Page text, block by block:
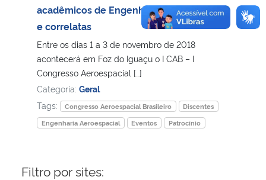
acadêmicos de Engenharias Aeroespacial
e correlatas
Entre os dias 1 a 3 de novembro de 2018
acontecerá em Foz do Iguaçu o I CAB – I
Congresso Aeroespacial […]
Categoria: Geral
Tags:
Congresso Aeroespacial Brasileiro
Discentes
Engenharia Aeroespacial
Eventos Patrocínio
Filtro por sites: